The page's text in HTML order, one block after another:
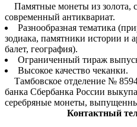
Памятные монеты из золота,
современный антиквариат.
Разнообразная тематика
зодиака, памятники истории и
балет, география).
Ограниченный тираж
Высокое качество чеканки.
Тамбовское отделение №
банка Сбербанка России
серебряные монеты,
Контактный